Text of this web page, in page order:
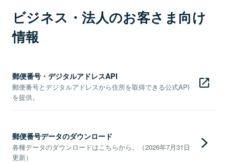
ビジネス・法人のお客さま向け
情報
郵便番号・デジタルアドレスAPI
郵便番号とデジタルアドレスから住所を取得できる公式API
を提供。
郵便番号データのダウンロード
各種データのダウンロードはこちらから。（2026年7月31日
更新）